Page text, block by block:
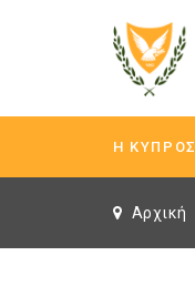
Η ΚΎΠΡΟΣ
Αρχική